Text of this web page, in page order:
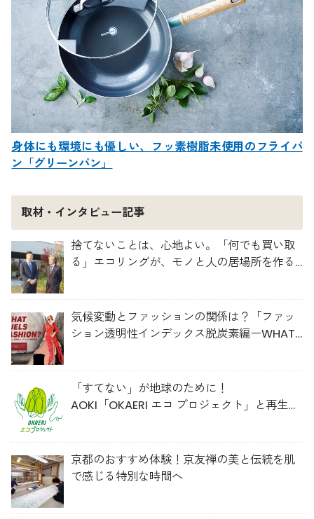
身体にも環境にも優しい、フッ素樹脂未使用のフライパ
ン「グリーンパン」
取材・インタビュー記事
捨てないことは、心地よい。「何でも買い取
る」エコリングが、モノと人の居場所を作る
気候変動とファッションの関係は？「ファッ
ション透明性インデックス脱炭素編ーWHAT
「すてない」が地球のために！
AOKI「OKAERI エコ プロジェクト」と再生ウ
京都のおすすめ体験！京友禅の美と伝統を肌
で感じる特別な時間へ